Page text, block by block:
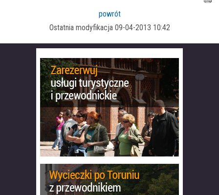
powrót
Ostatnia modyfikacja 09-04-2013 10:42